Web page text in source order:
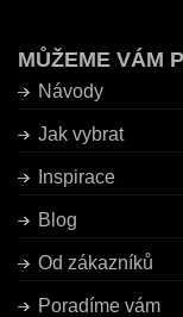
MŮŽEME VÁM
Návody
Jak vybrat
Inspirace
Blog
Od zákazníků
Poradíme vám